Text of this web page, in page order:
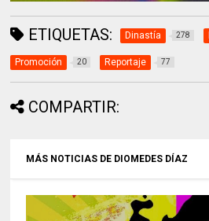
ETIQUETAS: Dinastía 278
Promoción 20 Reportaje 77
COMPARTIR:
MÁS NOTICIAS DE DIOMEDES DÍAZ